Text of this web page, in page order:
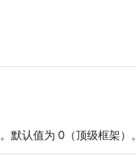
。默认值为 0（顶级框架）。